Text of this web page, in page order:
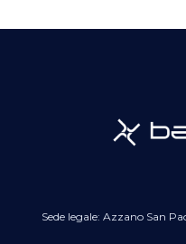
Sede legale: Azzano San